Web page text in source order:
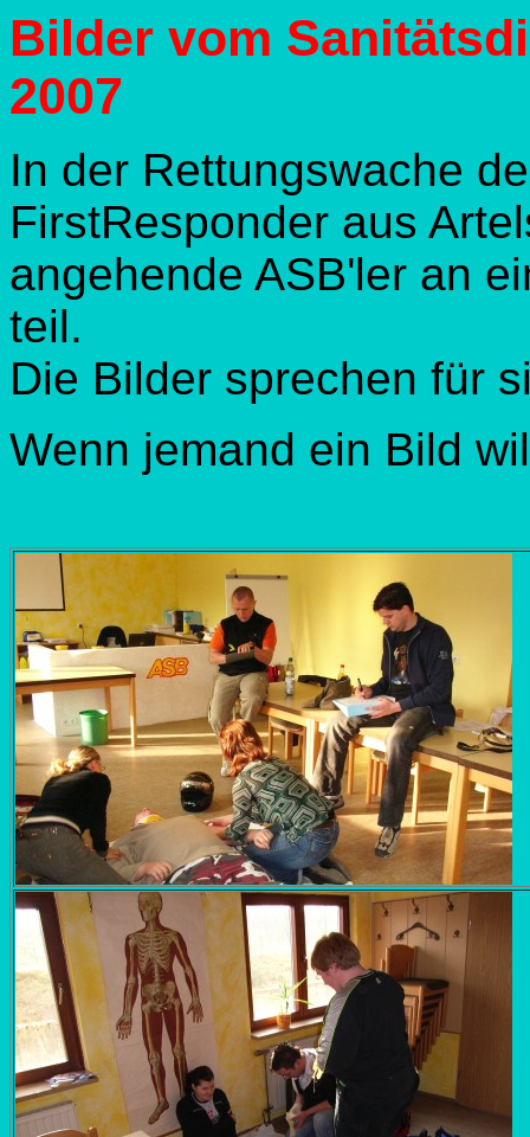
Bilder vom
2007
In der Rettungswache
FirstResponder aus
angehende ASB'ler an
teil.
Die Bilder sprechen für
Wenn jemand ein Bild